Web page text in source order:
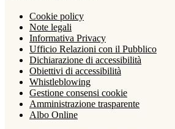
Cookie policy
Note legali
Informativa Privacy
Ufficio Relazioni con il Pubblico
Dichiarazione di accessibilità
Obiettivi di accessibilità
Whistleblowing
Gestione consensi cookie
Amministrazione trasparente
Albo Online